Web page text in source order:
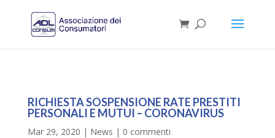
RICHIESTA SOSPENSIONE RATE PRESTITI
PERSONALI E MUTUI – CORONAVIRUS
Mar 29, 2020 | News | 0 commenti